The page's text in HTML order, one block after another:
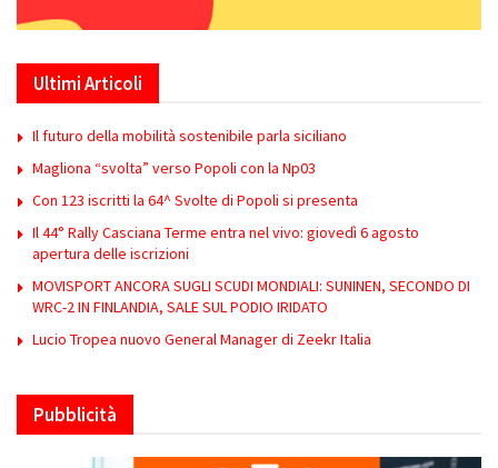
Ultimi Articoli
Il futuro della mobilità sostenibile parla siciliano
Magliona “svolta” verso Popoli con la Np03
Con 123 iscritti la 64^ Svolte di Popoli si presenta
Il 44° Rally Casciana Terme entra nel vivo: giovedì 6 agosto
apertura delle iscrizioni
MOVISPORT ANCORA SUGLI SCUDI MONDIALI: SUNINEN, SECONDO DI
WRC-2 IN FINLANDIA, SALE SUL PODIO IRIDATO
Lucio Tropea nuovo General Manager di Zeekr Italia
Pubblicità